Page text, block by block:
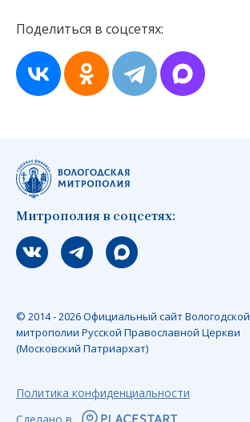
Поделиться в соцсетях:
Митрополия в соцсетях:
Мы вконтакте
Мы в telegram
Мы в Макс
© 2014 - 2026 Официальный сайт Вологодской
митрополии Русской Православной Церкви
(Московский Патриархат)
Политика конфиденциальности